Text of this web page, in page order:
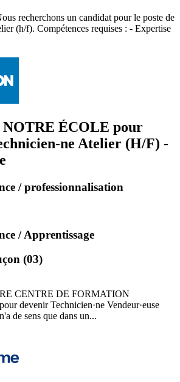
recherchons un candidat pour le poste de
(h/f). Compétences requises : - Expertise
NOTRE ÉCOLE pour
ne Atelier (H/F) -
/ professionnalisation
/ Apprentissage
(03)
CENTRE DE FORMATION
devenir Technicien·ne Vendeur·euse
de sens que dans un...